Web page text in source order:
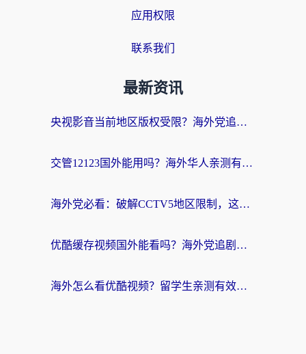
应用权限
联系我们
最新资讯
央视影音当前地区版权受限？海外党追剧看片的终极解决方案来了
交管12123国外能用吗？海外华人亲测有效的回国加速器选择指南
海外党必看：破解CCTV5地区限制，这样看欧洲杯奥运直播才够爽！
优酷缓存视频国外能看吗？海外党追剧看片的终极解决方案来了
海外怎么看优酷视频？留学生亲测有效的回国加速器选择指南